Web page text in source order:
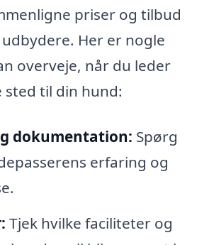
priser og tilbud
Her er nogle
overveje, når du leder
til din hund:
dokumentation: Spørg
erfaring og
Tjek hvilke faciliteter og